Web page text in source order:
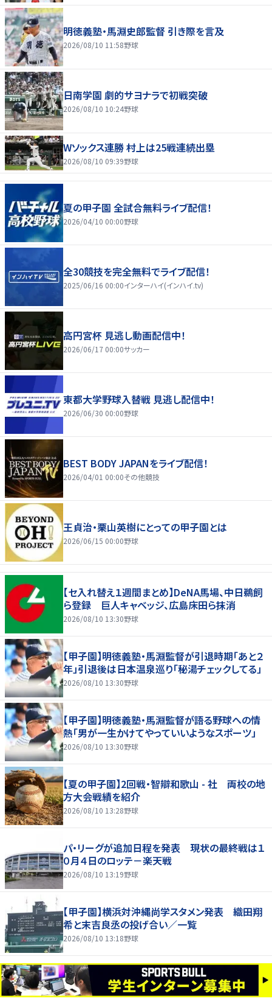
明徳義塾・馬淵史郎監督 引き際を言及
2026/08/10 11:58野球
日南学園 劇的サヨナラで初戦突破
2026/08/10 10:24野球
Wソックス連勝 村上は25戦連続出塁
2026/08/10 09:39野球
夏の甲子園 全試合無料ライブ配信！
2026/04/10 00:00野球
全30競技を完全無料でライブ配信！
2025/06/16 00:00インターハイ(インハイ.tv)
高円宮杯 見逃し動画配信中！
2026/06/17 00:00サッカー
東都大学野球入替戦 見逃し配信中！
2026/06/30 00:00野球
BEST BODY JAPANをライブ配信！
2026/04/01 00:00その他競技
王貞治・栗山英樹にとっての甲子園とは
2026/06/15 00:00野球
【セ入れ替え１週間まとめ】DeNA馬場、中日鵜飼
ら登録 巨人キャベッジ、広島床田ら抹消
2026/08/10 13:30野球
【甲子園】明徳義塾・馬淵監督が引退時期「あと２
年」引退後は日本温泉巡り「秘湯チェックしてる」
2026/08/10 13:30野球
【甲子園】明徳義塾・馬淵監督が語る野球への情
熱「男が一生かけてやっていいようなスポーツ」
2026/08/10 13:30野球
【夏の甲子園】2回戦・智辯和歌山 - 社 両校の地
方大会戦績を紹介
2026/08/10 13:28野球
パ・リーグが追加日程を発表 現状の最終戦は１
０月４日のロッテ－楽天戦
2026/08/10 13:19野球
【甲子園】横浜対沖縄尚学スタメン発表 織田翔
希と末吉良丞の投げ合い／一覧
2026/08/10 13:18野球